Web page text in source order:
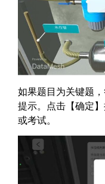
如果题目为关键题
提示。点击【确定
或考试。